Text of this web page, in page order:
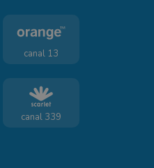
canal 13
canal 339